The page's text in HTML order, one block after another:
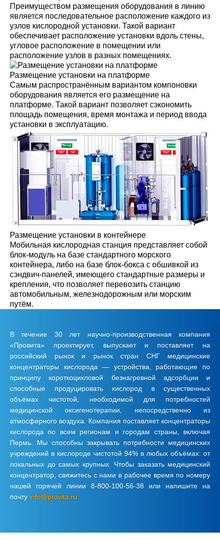
Преимуществом размещения оборудования в линию
является последовательное расположение каждого из
узлов кислородной установки. Такой вариант
обеспечивает расположение установки вдоль стены,
угловое расположение в помещении или
расположение узлов в разных помещениях.
Размещение установки на платформе
Самым распространённым вариантом компоновки
оборудования является его размещение на
платформе. Такой вариант позволяет сэкономить
площадь помещения, время монтажа и период ввода
установки в эксплуатацию.
Размещение установки в контейнере
Мобильная кислородная станция представляет собой
блок-модуль на базе стандартного морского
контейнера, либо на базе блок-бокса с обшивкой из
сэндвич-панелей, имеющего стандартные размеры и
крепления, что позволяет перевозить станцию
автомобильным, железнодорожным или морским
путём.
В течение 30 лет научно-производственная компания
«Провита» проектирует, выпускает и поставляет на
российский рынок и рынок стран СНГ медицинские
концентраторы кислорода — устройства, работающие по
принципу короткоцикловой безнагревной адсорбции и
способные продуцировать кислород в существенных
объёмах чистотой, необходимой для потребностей
медицинской оксигенотерапии, непосредственно из
атмосферного воздуха. Компания поставляет концентраторы
кислорода по всем регионам и городам страны, включая
Пермь. Мы способны закрывать потребности медицинских
учреждений в кислороде чистотой 94% в любых объёмах: от
локальных до самых крупных. Чтобы заказать медицинский
концентратор, свяжитесь с нами в рабочее время по номеру
нашей горячей линии 8-800-100-56-38 или напишите на
почту info@provita.ru